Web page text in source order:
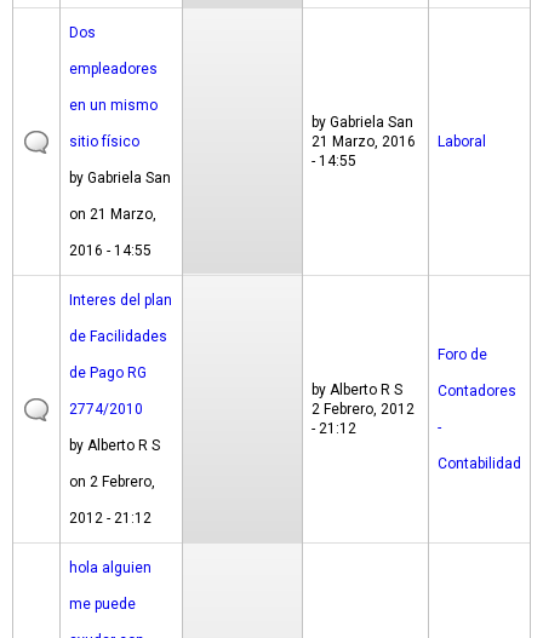
Dos
empleadores
en un mismo
sitio físico
by Gabriela San
on 21 Marzo,
2016 - 14:55
by Gabriela San
21 Marzo, 2016
- 14:55
Laboral
Interes del plan
de Facilidades
de Pago RG
2774/2010
by Alberto R S
on 2 Febrero,
2012 - 21:12
by Alberto R S
2 Febrero, 2012
- 21:12
Foro de
Contadores
-
Contabilidad
hola alguien
me puede